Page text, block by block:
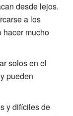
desde lejos.
a los
hacer mucho
solos en el
pueden
y difíciles de